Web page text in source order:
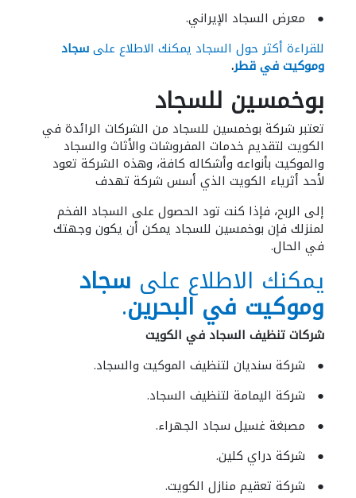
● معرض السجاد الإيراني.
للقراءة أكثر حول السجاد يمكنك الاطلاع علىسجاد
وموكيت في قطر.
بوخمسين للسجاد
تعتبر شركة بوخمسين للسجاد من الشركات الرائدة في
الكويت لتقديم خدمات المفروشات والأثاث والسجاد
والموكيت بأنواعه وأشكاله كافة، وهذه الشركة تعود
لأحد أثرياء الكويت الذي أسس شركة تهدف
إلى الربح، فإذا كنت تود الحصول على السجاد الفخم
لمنزلك فإن بوخمسين للسجاد يمكن أن يكون وجهتك
في الحال.
يمكنك الاطلاع على سجاد
وموكيت في البحرين.
شركات تنظيف السجاد في الكويت
● شركة سنديان لتنظيف الموكيت والسجاد.
● شركة اليمامة لتنظيف السجاد.
● مصبغة غسيل سجاد الجهراء.
● شركة دراي كلين.
● شركة تعقيم منازل الكويت.